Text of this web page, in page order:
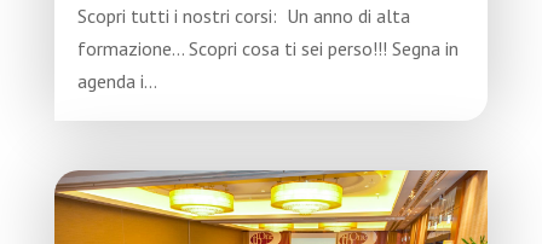
Scopri tutti i nostri corsi: Un anno di alta
formazione... Scopri cosa ti sei perso!!! Segna in
agenda i...